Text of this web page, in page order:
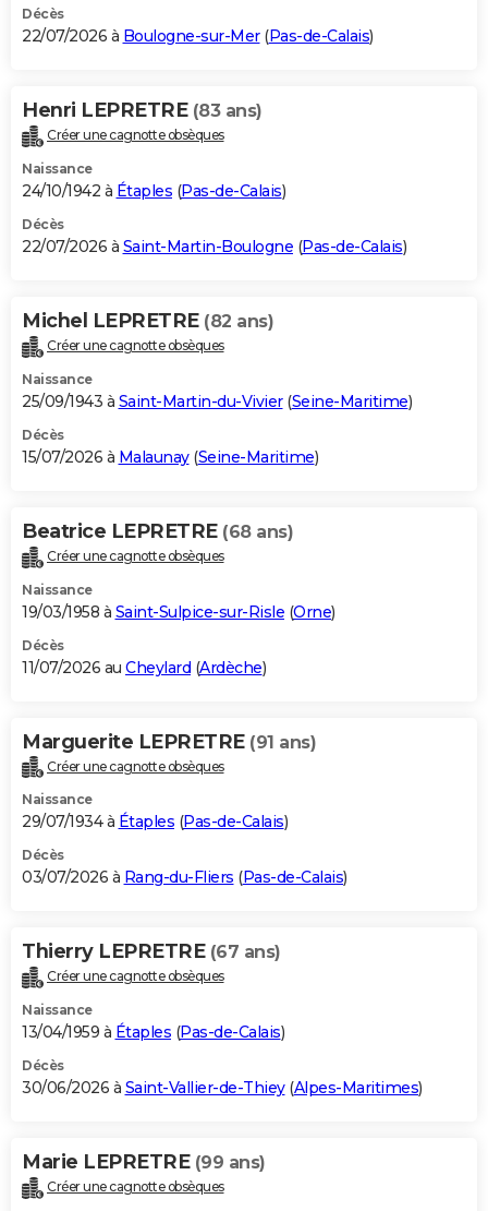
BONS PLANS
Carte de Noël
Carte Bonne année
Carte Saint-Valentin
Carte Pâques
Carte d'anniversaire
DICTIONNAIRE
Dictionnaire
Biographies
Citations
Expressions
Proverbes
PROGRAMME TV
S'inscrire
Se connecter
Lycées
Collèges
Primaires
Universités
Entreprises
Service militaire
Avis de recherche
AVIS DE DÉCÈS
Bricolage
Lifestyle
Culture
Sport
Auto
Television
Voyage
Cinema
Décès
22/07/2026 à Boulogne-sur-Mer(Pas-de-Calais)
Henri LEPRETRE (83 ans)
Créer une cagnotte obsèques
Naissance
24/10/1942 à Étaples (Pas-de-Calais)
Décès
22/07/2026 à Saint-Martin-Boulogne (Pas-de-Calais)
Michel LEPRETRE (82 ans)
Créer une cagnotte obsèques
Naissance
25/09/1943 à Saint-Martin-du-Vivier(Seine-Maritime)
Décès
15/07/2026 à Malaunay(Seine-Maritime)
Beatrice LEPRETRE (68 ans)
Créer une cagnotte obsèques
Naissance
19/03/1958 à Saint-Sulpice-sur-Risle (Orne)
Décès
11/07/2026 au Cheylard (Ardèche)
Marguerite LEPRETRE (91 ans)
Créer une cagnotte obsèques
Naissance
29/07/1934 à Étaples (Pas-de-Calais)
Décès
03/07/2026 à Rang-du-Fliers (Pas-de-Calais)
Thierry LEPRETRE (67 ans)
Créer une cagnotte obsèques
Naissance
13/04/1959 à Étaples (Pas-de-Calais)
Décès
30/06/2026 à Saint-Vallier-de-Thiey(Alpes-Maritimes)
Marie LEPRETRE (99 ans)
Créer une cagnotte obsèques